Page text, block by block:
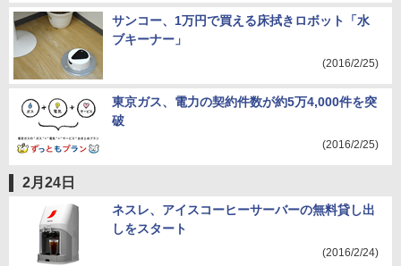
サンコー、1万円で買える床拭きロボット「水
ブキーナー」
(2016/2/25)
東京ガス、電力の契約件数が約5万4,000件を突
破
(2016/2/25)
2月24日
ネスレ、アイスコーヒーサーバーの無料貸し出
しをスタート
(2016/2/24)